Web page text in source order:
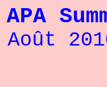
APA
Août